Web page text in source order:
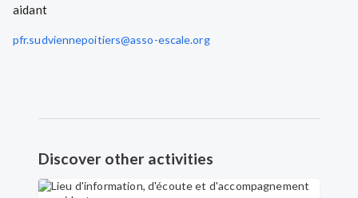
aidant
pfr.sudviennepoitiers@asso-escale.org
Discover other activities